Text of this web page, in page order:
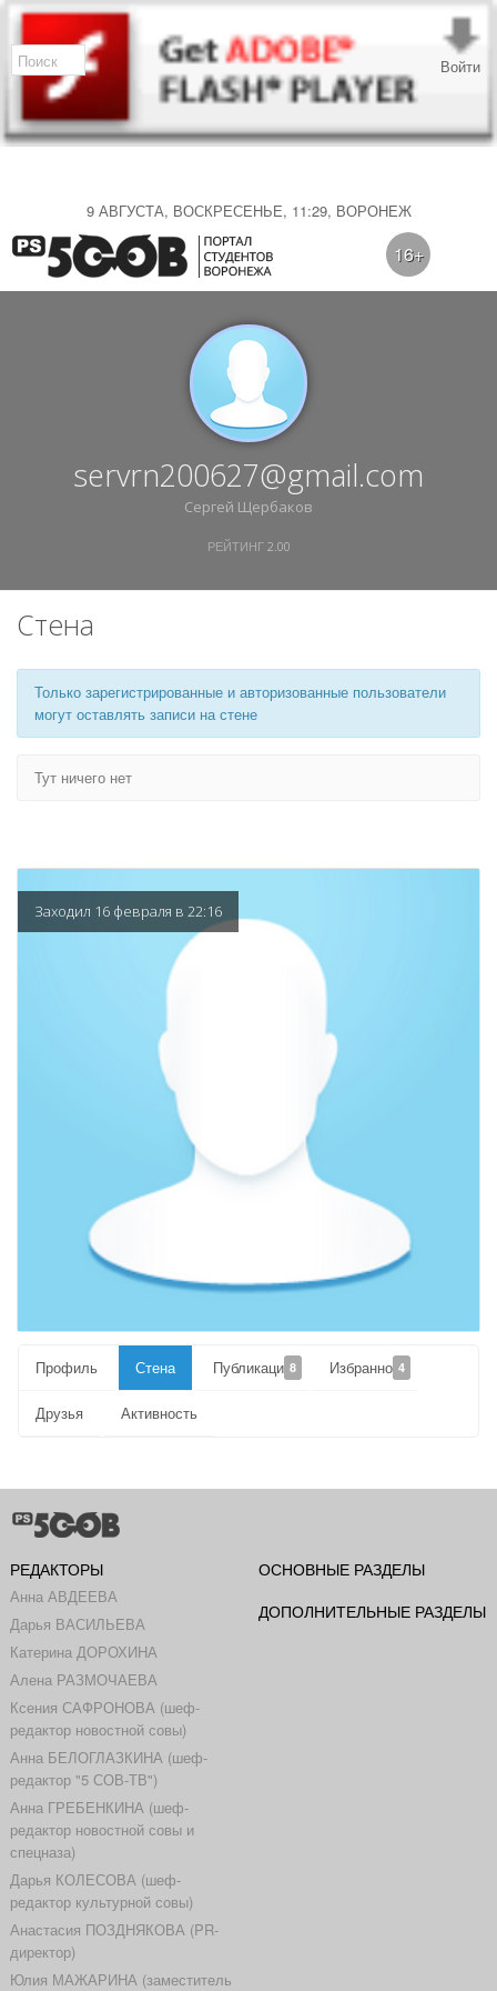
9 АВГУСТА, ВОСКРЕСЕНЬЕ, 11:29, ВОРОНЕЖ
Войти
16+
servrn200627@gmail.com
Сергей Щербаков
РЕЙТИНГ 2.00
Стена
Только зарегистрированные и авторизованные пользователи
могут оставлять записи на стене
Тут ничего нет
Заходил 16 февраля в 22:16
Профиль Стена Публикации8 Избранное4
Друзья Активность
РЕДАКТОРЫ
Анна АВДЕЕВА
Дарья ВАСИЛЬЕВА
Катерина ДОРОХИНА
Алена РАЗМОЧАЕВА
Ксения САФРОНОВА (шеф-
редактор новостной совы)
Анна БЕЛОГЛАЗКИНА (шеф-
редактор "5 СОВ-ТВ")
Анна ГРЕБЕНКИНА (шеф-
редактор новостной совы и
спецназа)
Дарья КОЛЕСОВА (шеф-
редактор культурной совы)
Анастасия ПОЗДНЯКОВА (PR-
директор)
Юлия МАЖАРИНА (заместитель
ОСНОВНЫЕ РАЗДЕЛЫ
ДОПОЛНИТЕЛЬНЫЕ РАЗДЕЛЫ